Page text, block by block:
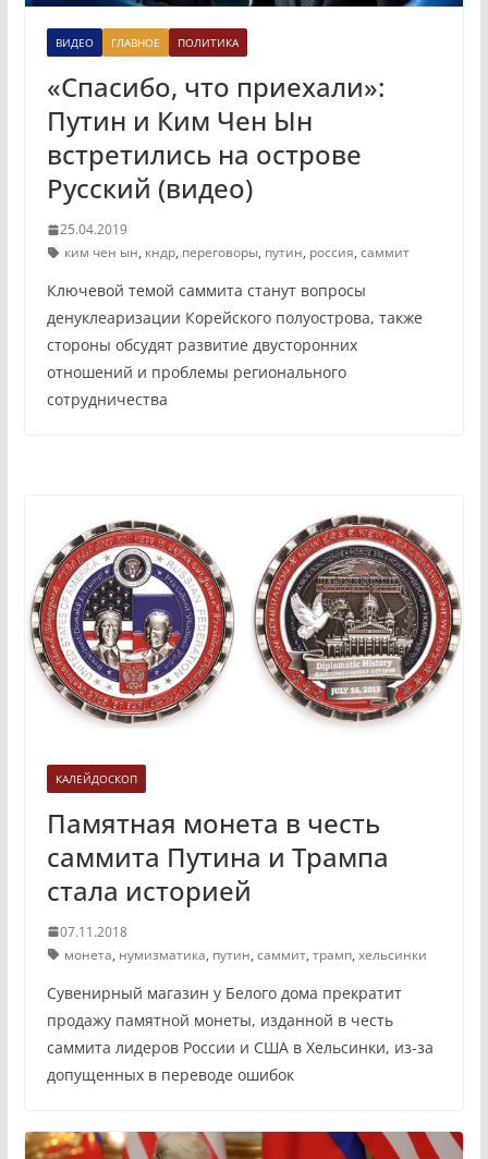
ВИДЕО ГЛАВНОЕ ПОЛИТИКА
«Спасибо, что приехали»:
Путин и Ким Чен Ын
встретились на острове
Русский (видео)
25.04.2019
ким чен ын, кндр, переговоры, путин, россия, саммит
Ключевой темой саммита станут вопросы
денуклеаризации Корейского полуострова, также
стороны обсудят развитие двусторонних
отношений и проблемы регионального
сотрудничества
КАЛЕЙДОСКОП
Памятная монета в честь
саммита Путина и Трампа
стала историей
07.11.2018
монета, нумизматика, путин, саммит, трамп, хельсинки
Сувенирный магазин у Белого дома прекратит
продажу памятной монеты, изданной в честь
саммита лидеров России и США в Хельсинки, из-за
допущенных в переводе ошибок